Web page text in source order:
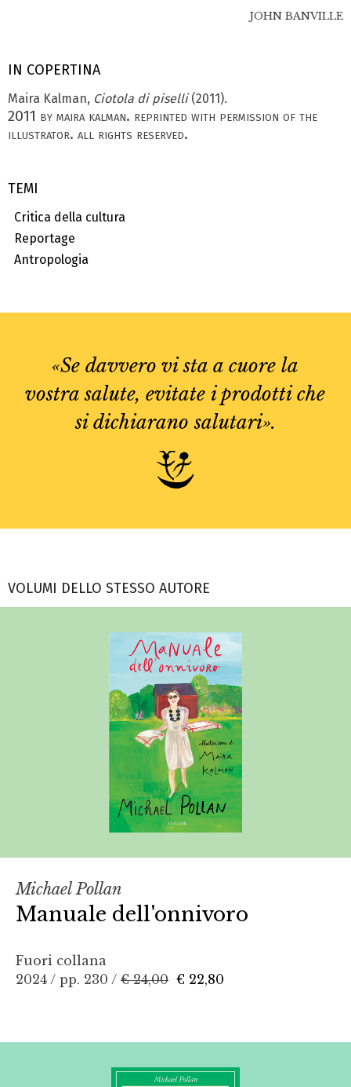
IN COPERTINA
Maira Kalman, Ciotola di piselli(2011).
2011 by maira kalman. reprinted with permission of the
illustrator. all rights reserved.
TEMI
Critica della cultura
Reportage
Antropologia
JOHN BANVILLE
«Se davvero vi sta a cuore la
vostra salute, evitate i prodotti che
si dichiarano salutari».
VOLUMI DELLO STESSO AUTORE
Michael Pollan
Manuale dell'onnivoro
Fuori collana
2024 / pp. 230 / € 24,00 € 22,80